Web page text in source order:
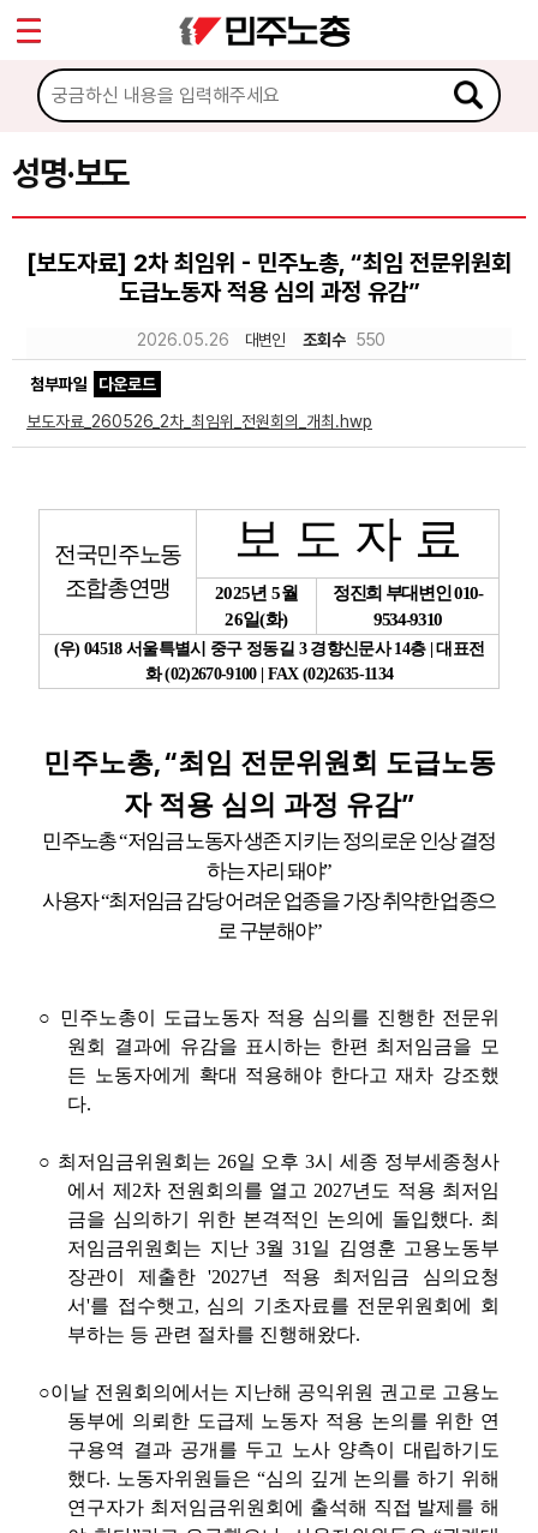
성명·보도
[보도자료] 2차 최임위 - 민주노총, “최임 전문위원회
도급노동자 적용 심의 과정 유감”
2026.05.26 대변인 조회수 550
첨부파일
다운로드
보도자료_260526_2차_최임위_전원회의_개최.hwp
전국민주노동
조합총연맹
보 도 자 료
2025년5월
26일(화)
정진희 부대변인010-
9534-9310
(우) 04518서울특별시 중구 정동길 3 경향신문사14층 |대표전
화(02)2670-9100 | FAX (02)2635-1134
민주노총, “최임 전문위원회 도급노동
자 적용 심의 과정 유감”
민주노총“저임금 노동자 생존 지키는 정의로운 인상 결정
하는 자리 돼야”
사용자“최저임금 감당 어려운 업종을 가장 취약한 업종으
로 구분해야”
○ 민주노총이 도급노동자 적용 심의를 진행한 전문위
원회 결과에 유감을 표시하는 한편 최저임금을 모
든 노동자에게 확대 적용해야 한다고 재차 강조했
다.
○ 최저임금위원회는 26일 오후3시 세종 정부세종청사
에서 제 2차 전원회의를 열고 2027년도 적용 최저임
금을 심의하기 위한 본격적인 논의에 돌입했다. 최
저임금위원회는 지난3월31 일 김영훈 고용노동부
장관이 제출한'2027년 적용 최저임금 심의요청
서'를 접수햇고, 심의 기초자료를 전문위원회에 회
부하는 등 관련 절차를 진행해왔다.
○이날 전원회의에서는 지난해 공익위원 권고로 고용노
동부에 의뢰한 도급제 노동자 적용 논의를 위한 연
구용역 결과 공개를 두고 노사 양측이 대립하기도
했다. 노동자위원들은 “심의 깊게 논의를 하기 위해
연구자가 최저임금위원회에 출석해 직접 발제를 해
마이페이지
소개
소식
공지사항
성명·보도
노동상담
자료
Sketchbook5, 스케치북5
Sketchbook5, 스케치북5